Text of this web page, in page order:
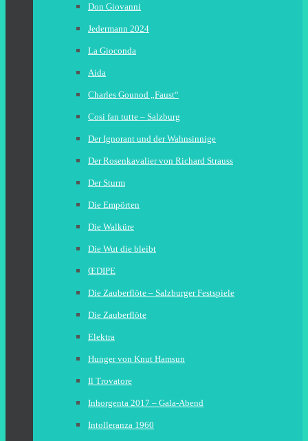
Don Giovanni
Jedermann 2024
La Gioconda
Aida
Charles Gounod „Faust“
Cosi fan tutte – Salzburg
Der Ignorant und der Wahnsinnige
Der Rosenkavalier von Richard Strauss
Der Sturm
Die Empörten
Die Walküre
Die Wut die bleibt
ŒDIPE
Die Zauberflöte – Salzburger Festspiele
Die Zauberflöte
Elektra
Hunger von Knut Hamsun
Il Trovatore
Inhorgenta 2017 – Gala-Abend
Intolleranza 1960